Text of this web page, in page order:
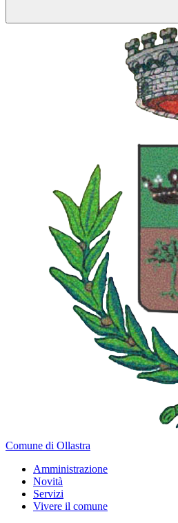
Comune di Ollastra
Amministrazione
Novità
Servizi
Vivere il comune